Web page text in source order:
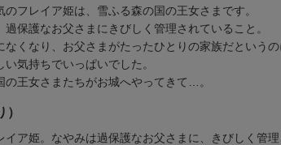
フレイア姫は、雪ふる森の国の王女さまです。
保護なお父さまにきびしく管理されていること。
くなり、お父さまがたったひとりの家族だというの
気持ちでいっぱいでした。
の王女さまたちがお城へやってきて…。
イア姫。なやみは過保護なお父さまに、きびしく管